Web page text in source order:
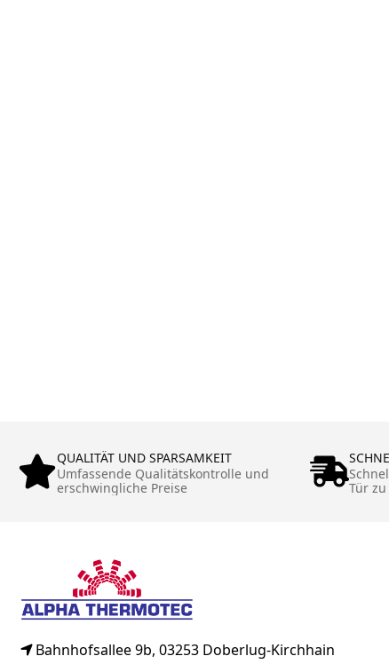
QUALITÄT UND SPARSAMKEIT
Umfassende Qualitätskontrolle und
erschwingliche Preise
Tür zu
Bahnhofsallee 9b, 03253 Doberlug-Kirchhain